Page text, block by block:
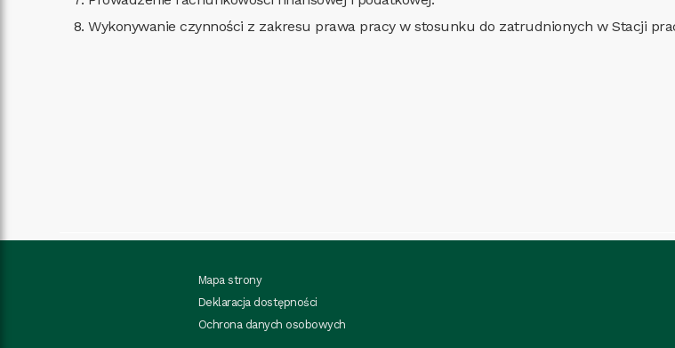
Wykonywanie czynności z zakresu prawa pracy w stosunku do zatrudnionych w Stacji
Mapa strony
Deklaracja dostępności
Ochrona danych osobowych